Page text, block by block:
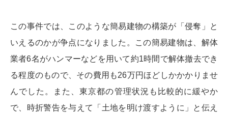
この事件では、このような簡易建物の構築が「侵奪」と
いえるのかが争点になりました。この簡易建物は、解体
業者6名がハンマーなどを用いて約1時間で解体撤去でき
る程度のもので、その費用も26万円ほどしかかかりませ
んでした。また、東京都の管理状況も比較的に緩やか
で、時折警告を与えて「土地を明け渡すように」と伝え